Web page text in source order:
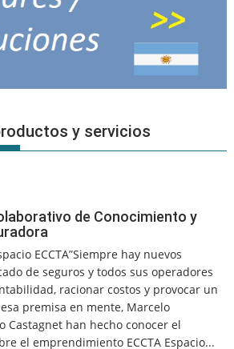
y servicios
de Conocimiento y
ECCTA”Siempre hay nuevos
de seguros y todos sus operadores
racionar costos y provocar un
premisa en mente, Marcelo
Castagnet han hecho conocer el
el emprendimiento ECCTA Espacio...